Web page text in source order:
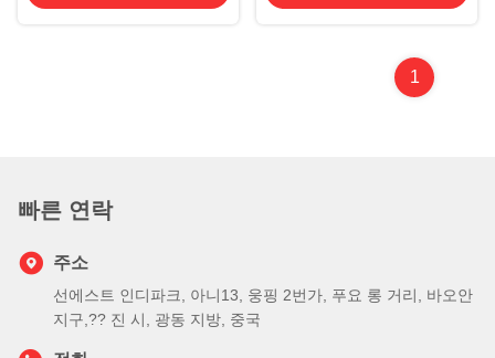
1
빠른 연락
주소
선에스트 인디파크, 아니13, 웅핑 2번가, 푸요 롱 거리, 바오안
지구,?? 진 시, 광동 지방, 중국